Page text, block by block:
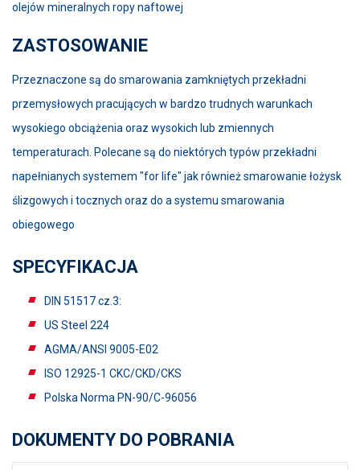
olejów mineralnych ropy naftowej
ZASTOSOWANIE
Przeznaczone są do smarowania zamkniętych przekładni
przemysłowych pracujących w bardzo trudnych warunkach
wysokiego obciążenia oraz wysokich lub zmiennych
temperaturach. Polecane są do niektórych typów przekładni
napełnianych systemem "for life" jak również smarowanie łożysk
ślizgowych i tocznych oraz do a systemu smarowania
obiegowego
SPECYFIKACJA
DIN 51517 cz.3:
US Steel 224
AGMA/ANSI 9005-E02
ISO 12925-1 CKC/CKD/CKS
Polska Norma PN-90/C-96056
DOKUMENTY DO POBRANIA